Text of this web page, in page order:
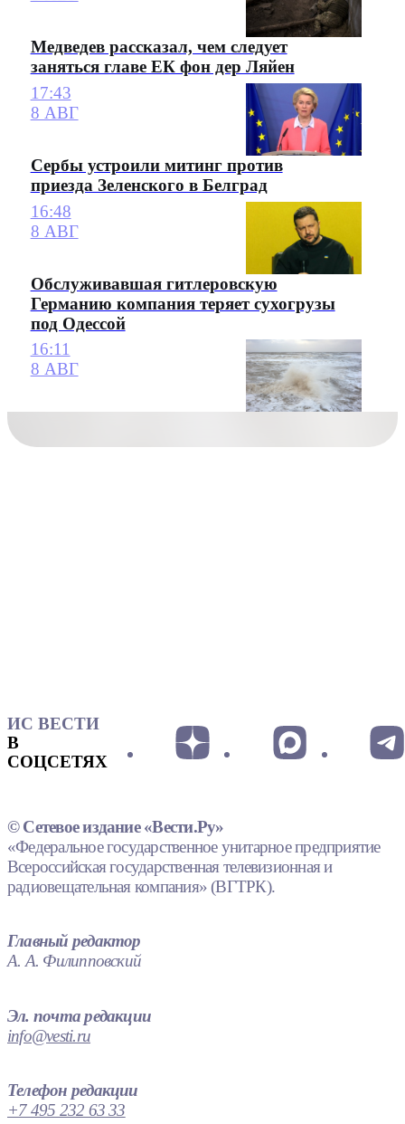
Медведев рассказал, чем следует
заняться главе ЕК фон дер Ляйен
17:43
8 АВГ
Сербы устроили митинг против
приезда Зеленского в Белград
16:48
8 АВГ
Обслуживавшая гитлеровскую
Германию компания теряет сухогрузы
под Одессой
16:11
8 АВГ
ИС ВЕСТИ
В
СОЦСЕТЯХ
© Сетевое издание «Вести.Ру»
«Федеральное государственное унитарное предприятие
Всероссийская государственная телевизионная и
радиовещательная компания» (ВГТРК).
Главный редактор
А. А. Филипповский
Эл. почта редакции
info@vesti.ru
Телефон редакции
+7 495 232 63 33